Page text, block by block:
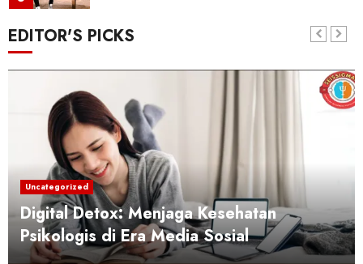
Menjaga Cinta dalam Perbedaan
5
Psikologi Produktivitas: Cara Mengelola
Waktu dan Energi Secara Mental
Psikologi Positif: Membangun Mental
EDITOR'S PICKS
Uncategorized
Digital Detox: Menjaga Kesehatan
Psikologis di Era Media Sosial